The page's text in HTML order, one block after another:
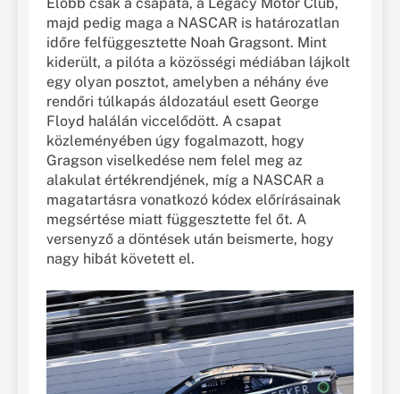
majd pedig maga a NASCAR is határozatlan
időre felfüggesztette Noah Gragsont. Mint
kiderült, a pilóta a közösségi médiában lájkolt
egy olyan posztot, amelyben a néhány éve
rendőri túlkapás áldozatául esett George
Floyd halálán viccelődött. A csapat
közleményében úgy fogalmazott, hogy
Gragson viselkedése nem felel meg az
alakulat értékrendjének, míg a NASCAR a
magatartásra vonatkozó kódex előrírásainak
megsértése miatt függesztette fel őt. A
versenyző a döntések után beismerte, hogy
nagy hibát követett el.